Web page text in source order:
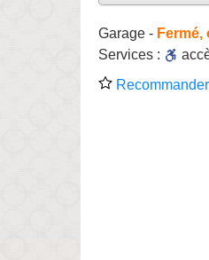
Garage - Fermé,
Services :